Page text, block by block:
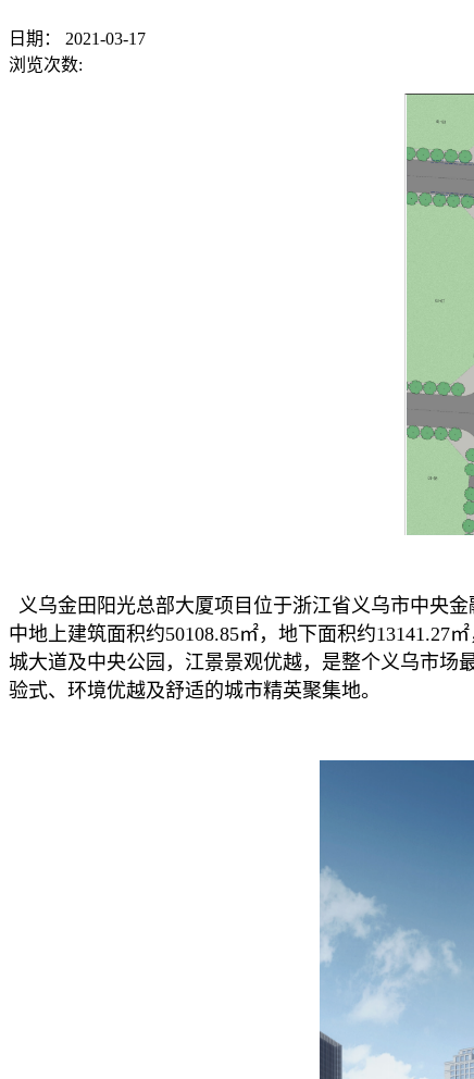
日期：
2021-03-17
浏览次数:
义乌金田阳光总部大厦项目位于浙江省义乌市中央
中地上建筑面积约50108.85㎡，地下面积约13141.27
城大道及中央公园，江景景观优越，是整个义乌市场
验式、环境优越及舒适的城市精英聚集地。